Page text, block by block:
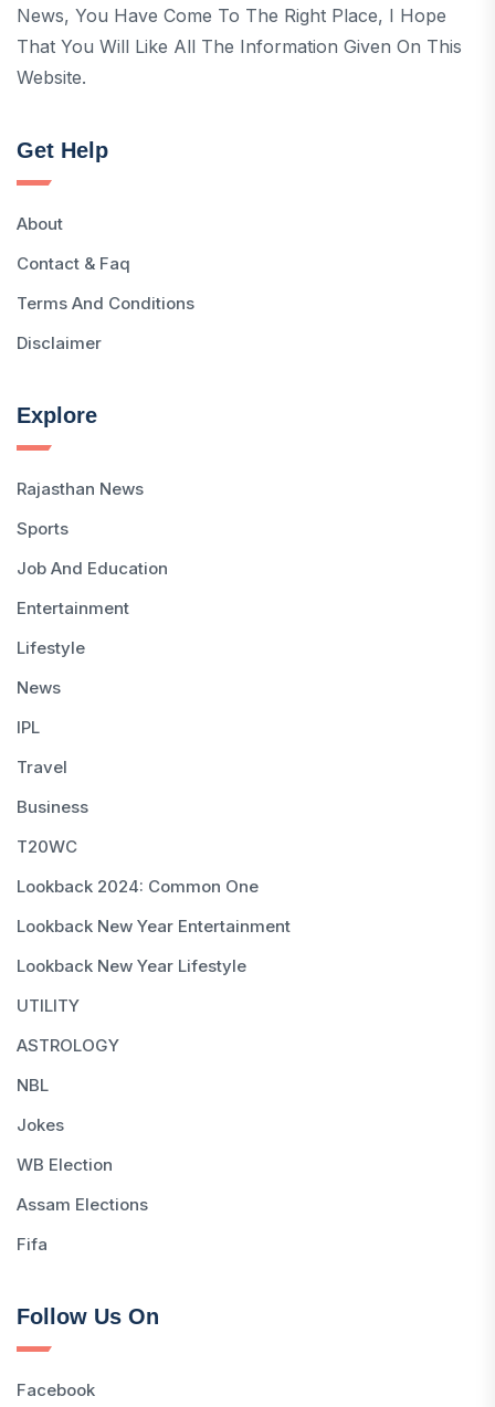
News, You Have Come To The Right Place, I Hope
That You Will Like All The Information Given On This
Website.
Get Help
About
Contact & Faq
Terms And Conditions
Disclaimer
Explore
Rajasthan News
Sports
Job And Education
Entertainment
Lifestyle
News
IPL
Travel
Business
T20WC
Lookback 2024: Common One
Lookback New Year Entertainment
Lookback New Year Lifestyle
UTILITY
ASTROLOGY
NBL
Jokes
WB Election
Assam Elections
Fifa
Follow Us On
Facebook